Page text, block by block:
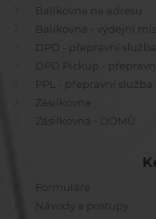
Balíkovna na adresu
Balíkovna - výdejní
DPD - přepravní služba
DPD Pickup -
PPL - přepravní
Zásilkovna
Zásilkovna - DOMŮ
Formuláře
Návody a postupy